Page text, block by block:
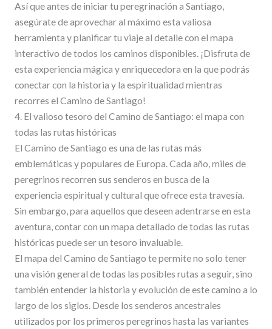
Así que antes de iniciar tu peregrinación a Santiago,
asegúrate de aprovechar al máximo esta valiosa
herramienta y planificar tu viaje al detalle con el mapa
interactivo de todos los caminos disponibles. ¡Disfruta de
esta experiencia mágica y enriquecedora en la que podrás
conectar con la historia y la espiritualidad mientras
recorres el Camino de Santiago!
4. El valioso tesoro del Camino de Santiago: el mapa con
todas las rutas históricas
El Camino de Santiago es una de las rutas más
emblemáticas y populares de Europa. Cada año, miles de
peregrinos recorren sus senderos en busca de la
experiencia espiritual y cultural que ofrece esta travesía.
Sin embargo, para aquellos que deseen adentrarse en esta
aventura, contar con un mapa detallado de todas las rutas
históricas puede ser un tesoro invaluable.
El mapa del Camino de Santiago te permite no solo tener
una visión general de todas las posibles rutas a seguir, sino
también entender la historia y evolución de este camino a lo
largo de los siglos. Desde los senderos ancestrales
utilizados por los primeros peregrinos hasta las variantes